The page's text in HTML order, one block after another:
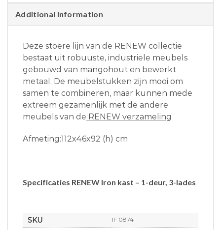
Additional information
Deze stoere lijn van de RENEW collectie
bestaat uit robuuste, industriele meubels
gebouwd van mangohout en bewerkt
metaal. De meubelstukken zijn mooi om
samen te combineren, maar kunnen mede
extreem gezamenlijk met de andere
meubels van de RENEW verzameling
Afmeting:112x46x92 (h) cm
Specificaties RENEW Iron kast – 1-deur, 3-lades
SKU IF 0874